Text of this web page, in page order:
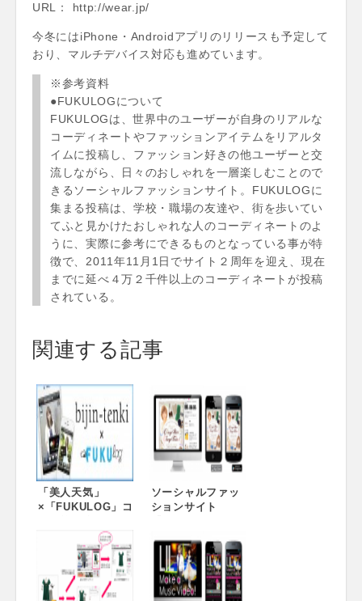
URL： http://wear.jp/
今冬にはiPhone・Androidアプリのリリースも予定して
おり、マルチデバイス対応も進めています。
※参考資料
●FUKULOGについて
FUKULOGは、世界中のユーザーが自身のリアルな
コーディネートやファッションアイテムをリアルタ
イムに投稿し、ファッション好きの他ユーザーと交
流しながら、日々のおしゃれを一層楽しむことので
きるソーシャルファッションサイト。FUKULOGに
集まる投稿は、学校・職場の友達や、街を歩いてい
てふと見かけたおしゃれな人のコーディネートのよ
うに、実際に参考にできるものとなっている事が特
徴で、2011年11月1日でサイト２周年を迎え、現在
までに延べ４万２千件以上のコーディネートが投稿
されている。
関連する記事
「美人天気」
×「FUKULOG」コ
ゃれガールの夏コ
ーデと天気をアプ
リでチェック！
ソーシャルファッ
ションサイト
『afloat』と
『GARDEN』とタ
イアップして 夏の
ヘアスタイルに合